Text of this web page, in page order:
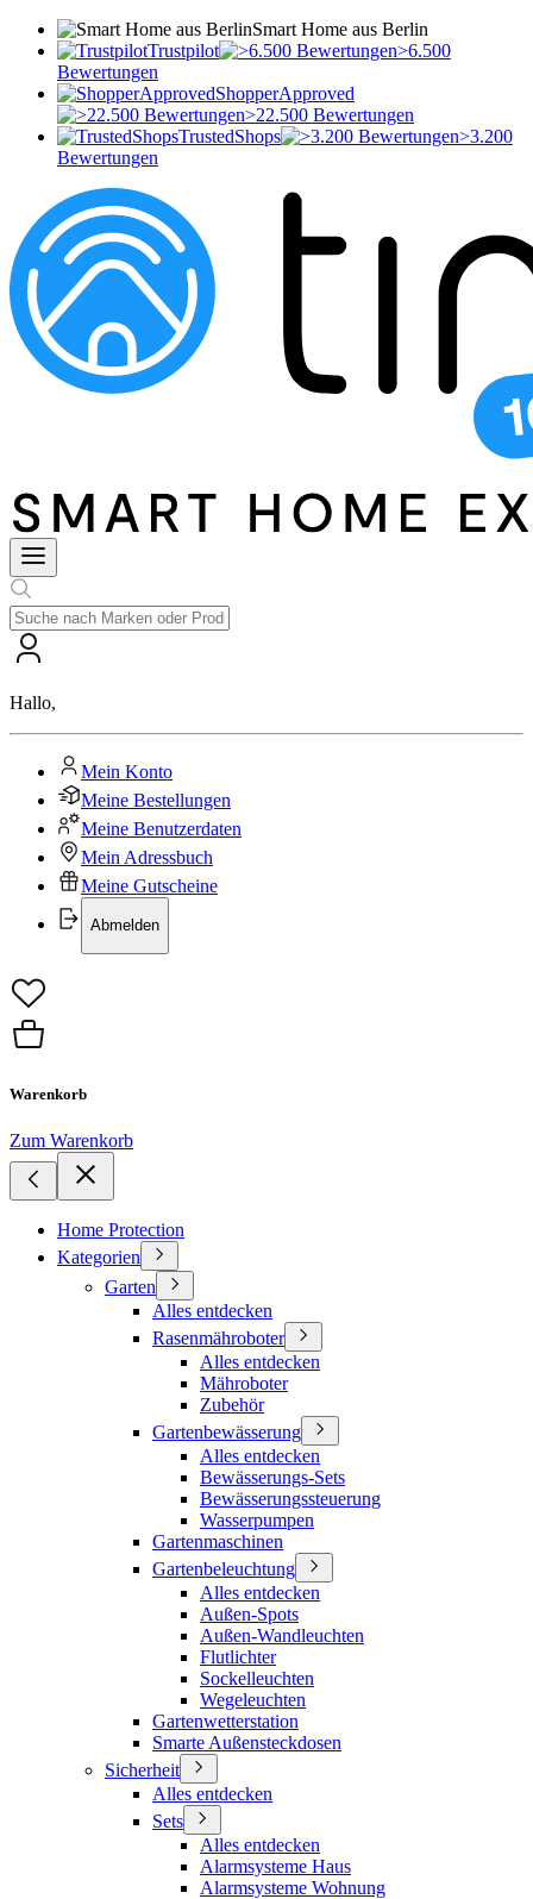
Smart Home aus Berlin
Trustpilot
>6.500
Bewertungen
ShopperApproved
>22.500 Bewertungen
TrustedShops
>3.200
Bewertungen
Hallo,
Mein Konto
Meine Bestellungen
Meine Benutzerdaten
Mein Adressbuch
Meine Gutscheine
Abmelden
Warenkorb
Zum Warenkorb
Home Protection
Kategorien
Garten
Alles entdecken
Rasenmähroboter
Alles entdecken
Mähroboter
Zubehör
Gartenbewässerung
Alles entdecken
Bewässerungs-Sets
Bewässerungssteuerung
Wasserpumpen
Gartenmaschinen
Gartenbeleuchtung
Alles entdecken
Außen-Spots
Außen-Wandleuchten
Flutlichter
Sockelleuchten
Wegeleuchten
Gartenwetterstation
Smarte Außensteckdosen
Sicherheit
Alles entdecken
Sets
Alles entdecken
Alarmsysteme Haus
Alarmsysteme Wohnung